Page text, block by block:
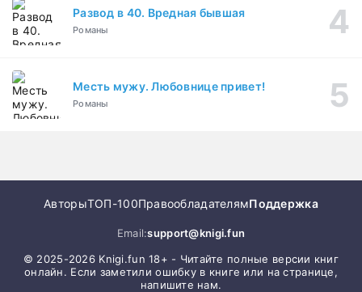
Развод в 40. Вредная бывшая
Романы
Месть мужу. Любовнице привет!
Романы
АвторыТОП-100ПравообладателямПоддержка
Email:support@knigi.fun
© 2025-2026 Knigi.fun 18+ - Читайте полные версии книг
онлайн. Если заметили ошибку в книге или на странице,
напишите нам.